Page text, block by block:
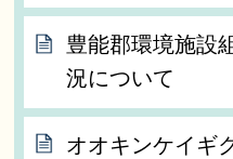
豊能郡環境施設
況について
オオキンケイギ